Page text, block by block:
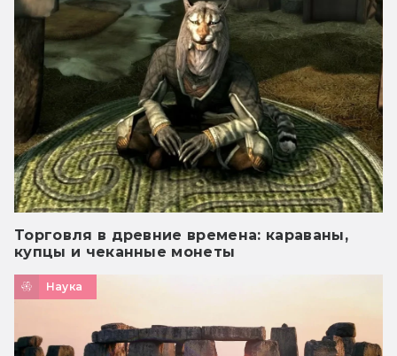
Торговля в древние времена: караваны,
купцы и чеканные монеты
Наука